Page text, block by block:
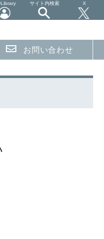
サイト内検索 X
お問い合わせ